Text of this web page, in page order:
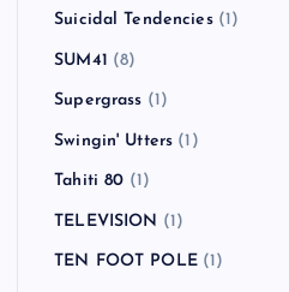
Suicidal Tendencies(1)
SUM41 (8)
Supergrass (1)
Swingin' Utters (1)
Tahiti 80 (1)
TELEVISION (1)
TEN FOOT POLE(1)